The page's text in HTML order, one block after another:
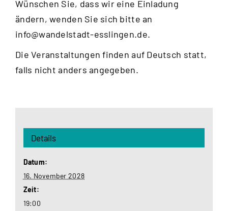
Wünschen Sie, dass wir eine Einladung
ändern, wenden Sie sich bitte an
info@wandelstadt-esslingen.de.
Die Veranstaltungen finden auf Deutsch statt,
falls nicht anders angegeben.
Details
Datum:
16. November 2028
Zeit:
19:00